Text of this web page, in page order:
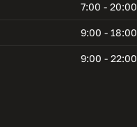
7:00 - 20:00
9:00 - 18:00
9:00 - 22:00